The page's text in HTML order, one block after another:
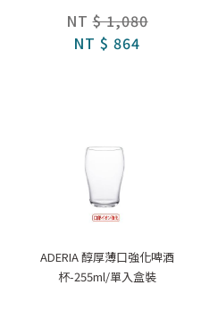
NT $ 1,080
NT $ 864
ADERIA 醇厚薄口強化啤酒
杯-255ml/單入盒裝